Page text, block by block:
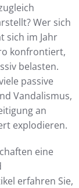
Wer sich
sich im Jahr
konfrontiert,
belasten.
passive
Vandalismus,
an
explodieren.
eine
erfahren Sie,